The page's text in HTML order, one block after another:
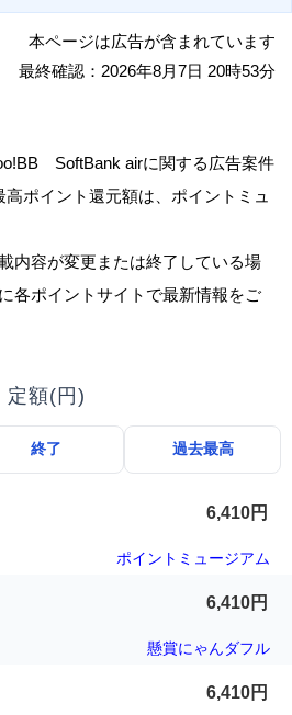
本ページは広告が含まれています
最終確認：2026年8月7日 20時53分
SoftBank airに関する広告案件
ポイント還元額は、ポイントミュ
内容が変更または終了している場
各ポイントサイトで最新情報をご
定額(円)
終了 過去最高
6,410円
ポイントミュージアム
6,410円
懸賞にゃんダフル
6,410円